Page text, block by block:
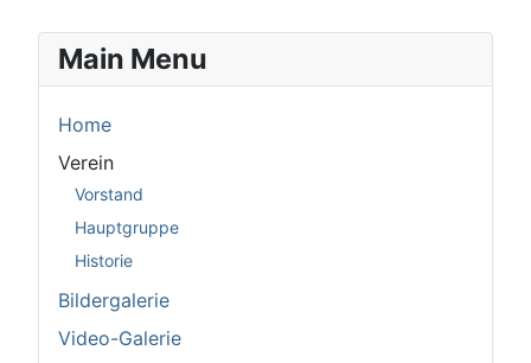
Main Menu
Home
Verein
Vorstand
Hauptgruppe
Historie
Bildergalerie
Video-Galerie